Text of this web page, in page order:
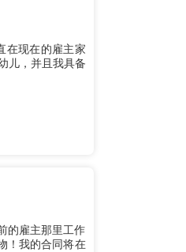
在现在的雇主家
儿，并且我具备
的雇主那里工作
！我的合同将在